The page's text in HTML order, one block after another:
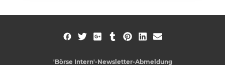
'Börse Intern'-Newsletter-Abmeldung